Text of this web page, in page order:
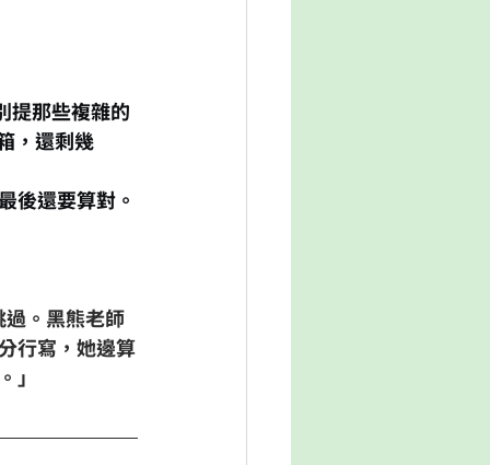
提那些複雜的
，還剩幾
後還要算對。
。黑熊老師
行寫，她邊算
」